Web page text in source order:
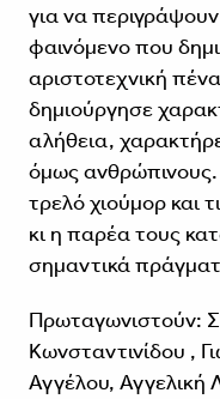
για να
φαινόμενο που
αριστοτεχνική
δημιούργησε
αλήθεια,
όμως
τρελό χιούμορ και
κι η παρέα τους
σημαντικά
Πρωταγωνιστούν:
Κωνσταντινίδου ,
Αγγέλου,